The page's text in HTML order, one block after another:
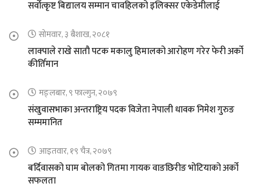
सर्वोत्कृष्ट बिद्यालय सम्मान चावहिलको इलिक्सर एकेडेमीलाई
सोमवार, ३ बैशाख, २०८१
लाक्पाले राखे सातौ पटक मकालु हिमालको आरोहण गरेर फेरी अर्को
कीर्तिमान
मङ्लबार, ९ फाल्गुन, २०७९
संखुवासभाका अन्तराष्ट्रिय पदक विजेता नेपाली धावक निमेश गुरुङ
सम्ममानित
आइतवार, १९ चैत्र, २०७९
बर्दिवासको घाम बोलको गितमा गायक वाङछिरीङ भोटियाको अर्को
सफलता